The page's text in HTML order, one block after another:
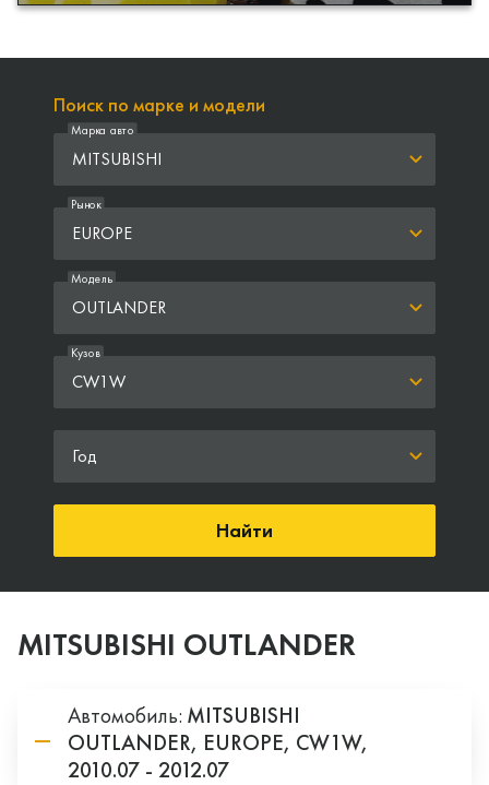
Поиск по марке и модели
MITSUBISHI
Марка авто
EUROPE
Рынок
OUTLANDER
Модель
CW1W
Кузов
Год
Найти
MITSUBISHI OUTLANDER
Автомобиль: MITSUBISHI
OUTLANDER, EUROPE, CW1W,
2010.07 - 2012.07